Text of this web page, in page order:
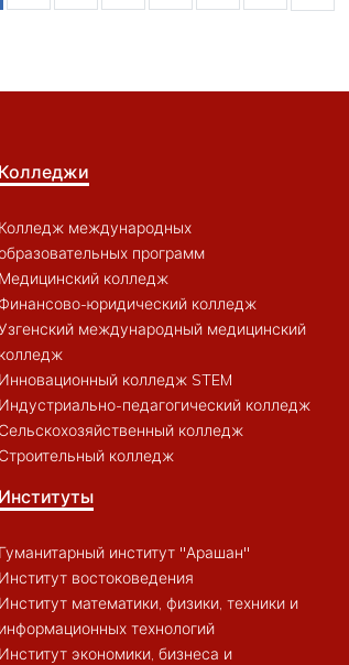
Колледжи
Колледж международных
программ
Медицинский колледж
Финансово-юридический колледж
международный медицинский
колледж
Инновационный колледж STEM
Индустриально-педагогический колледж
Сельскохозяйственный колледж
Строительный колледж
Институты
Гуманитарный институт "Арашан"
Институт востоковедения
Институт математики, физики, техники и
информационных технологий
Институт экономики, бизнеса и